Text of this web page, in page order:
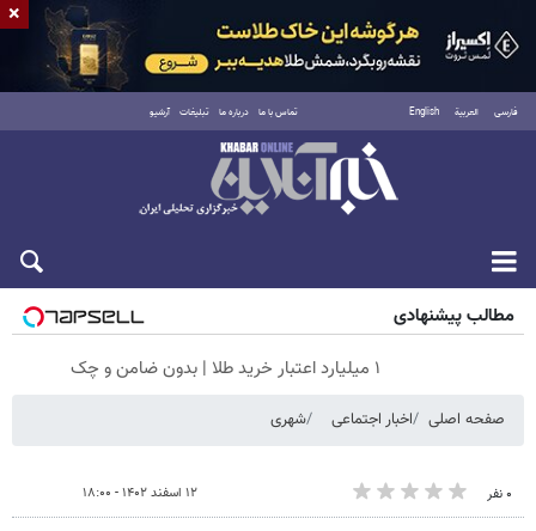
فارسی العربية English تماس با ما درباره ما تبلیغات آرشیو
جمعه ۱۶ مرداد ۱۴۰۵
مطالب پیشنهادی
۱ میلیارد اعتبار خرید طلا | بدون ضامن و چک
صفحه اصلی اخبار اجتماعی شهری
۰ نفر ۱۲ اسفند ۱۴۰۲ - ۱۸:۰۰
×